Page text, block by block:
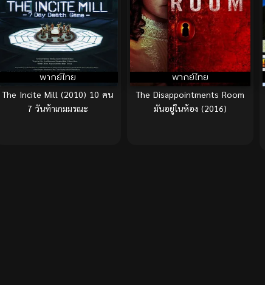
พากย์ไทย
The Incite Mill (2010) 10 คน
7 วันท้าเกมมรณะ
พากย์ไทย
The Disappointments Room
มันอยู่ในห้อง (2016)